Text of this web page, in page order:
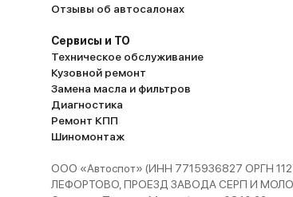
Отзывы об автосалонах
Сервисы и ТО
Техническое обслуживание
Кузовной ремонт
Замена масла и фильтров
Диагностика
Ремонт КПП
Шиномонтаж
ООО «Автоспот» (ИНН 7715936827 ОРГН
ЛЕФОРТОВО, ПРОЕЗД ЗАВОДА СЕРП И МОЛОТ,